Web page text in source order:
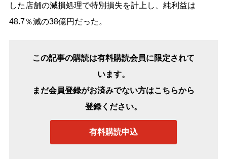
した店舗の減損処理で特別損失を計上し、純利益は
48.7％減の38億円だった。
この記事の購読は有料購読会員に限定されて
います。
まだ会員登録がお済みでない方はこちらから
登録ください。
有料購読申込